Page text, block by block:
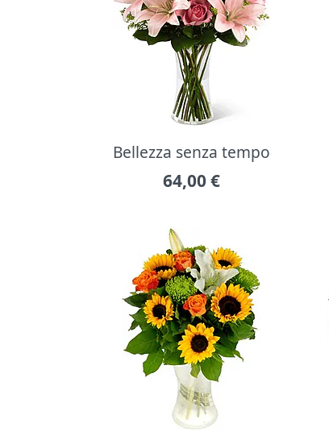
Bellezza senza tempo
64,00 €